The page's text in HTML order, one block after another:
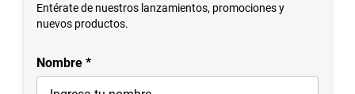
Entérate de nuestros lanzamientos, promociones y
nuevos productos.
Nombre